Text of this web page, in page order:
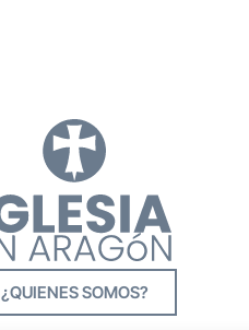
¿QUIENES SOMOS?